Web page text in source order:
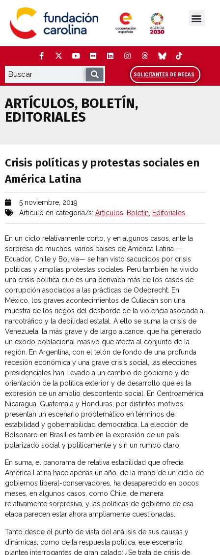
contenido
SOLICITANTES DE BECAS
ARTÍCULOS, BOLETÍN,
EDITORIALES
Crisis políticas y protestas sociales en
Crisis políticas y protestas sociales en
América Latina
5 noviembre, 2019
Artículo en categoría/s: Artículos Boletín Editoriales
En un ciclo relativamente corto, y en algunos casos, ante la
sorpresa de muchos, varios países de América Latina —
Ecuador, Chile y Bolivia— se han visto sacudidos por crisis
políticas y amplias protestas sociales. Perú también ha vivido
una crisis política que es una derivada más de los casos de
corrupción asociados a las prácticas de Odebrecht. En
México, los graves acontecimientos de Culiacán son una
muestra de los riegos del desborde de la violencia asociada al
narcotráfico y la debilidad estatal. A ello se suma la crisis de
Venezuela, la más grave y de largo alcance, que ha generado
un éxodo poblacional masivo que afecta al conjunto de la
región. En Argentina, con el telón de fondo de una profunda
recesión económica y una grave crisis social, las elecciones
presidenciales han llevado a un cambio de gobierno y de
orientación de la política exterior y de desarrollo que es la
expresión de un amplio descontento social. En Centroamérica,
Nicaragua, Guatemala y Honduras, por distintos motivos,
presentan un escenario problemático en términos de
estabilidad y gobernabilidad democrática. La elección de
Bolsonaro en Brasil es también la expresión de un país
polarizado social y políticamente y sin un rumbo claro.
En suma, el panorama de relativa estabilidad que ofrecía
América Latina hace apenas un año, de la mano de un ciclo de
gobiernos liberal-conservadores, ha desaparecido en pocos
meses, en algunos casos, como Chile, de manera
relativamente sorpresiva, y las políticas de gobierno de esa
etapa parecen estar ahora ampliamente cuestionadas.
Tanto desde el punto de vista del análisis de sus causas y
dinámicas, como de la respuesta política, ese escenario
plantea interrogantes de gran calado: ¿Se trata de crisis de